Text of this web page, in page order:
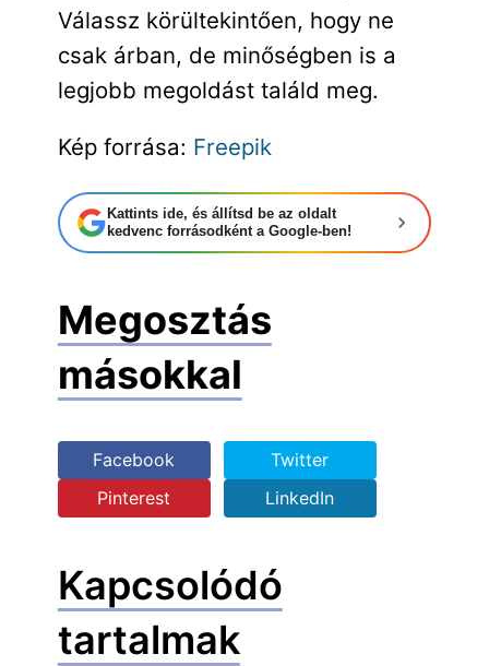
Válassz körültekintően, hogy ne
csak árban, de minőségben is a
legjobb megoldást találd meg.
Kép forrása: Freepik
Kattints ide, és állítsd be az oldalt
kedvenc forrásodként a Google-ben!
Megosztás
másokkal
Facebook
Twitter
Pinterest
LinkedIn
Kapcsolódó
tartalmak